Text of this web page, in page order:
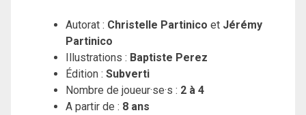
Autorat : Christelle Partinico et Jérémy
Partinico
Illustrations : Baptiste Perez
Édition : Subverti
Nombre de joueur·se·s : 2 à 4
A partir de : 8 ans